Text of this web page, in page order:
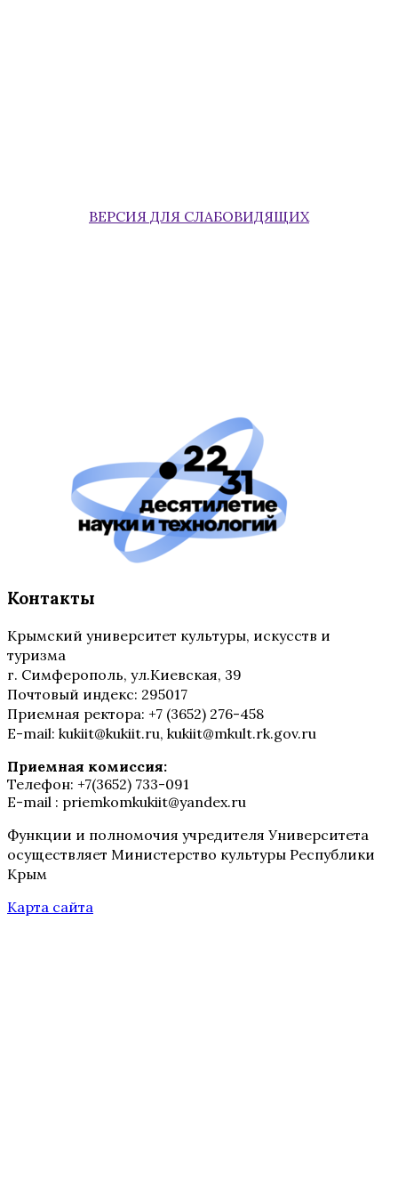
ВЕРСИЯ ДЛЯ СЛАБОВИДЯЩИХ
Контакты
Крымский университет культуры, искусств и
туризма
г. Симферополь, ул.Киевская, 39
Почтовый индекс: 295017
Приемная ректора: +7 (3652) 276-458
E-mail: kukiit@kukiit.ru, kukiit@mkult.rk.gov.ru
Приемная комиссия:
Телефон: +7(3652) 733-091
E-mail : priemkomkukiit@yandex.ru
Функции и полномочия учредителя Университета
осуществляет Министерство культуры Республики
Крым
Карта сайта